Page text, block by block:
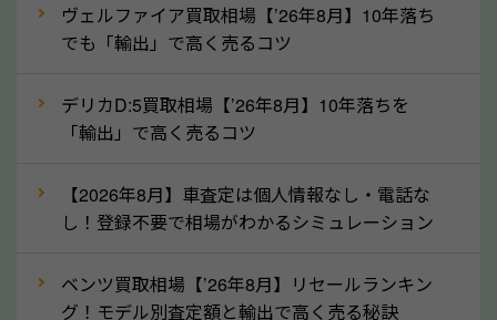
ってきます！
月割りで返還されるものです。ですから、自動車税の
還付金は早めに売却するほど多く還付されます。不要
③自動車税の還付金の扱いについて確認し
車を廃車にすると、自動車税の還付金を受け取ること
ヴェルファイア買取相場【’26年8月】10年落ち
でも「輸出」で高く売るコツ
デリカD:5買取相場【’26年8月】10年落ちを
「輸出」で高く売るコツ
【2026年8月】車査定は個人情報なし・電話な
し！登録不要で相場がわかるシミュレーション
ベンツ買取相場【’26年8月】リセールランキン
グ！モデル別査定額と輸出で高く売る秘訣